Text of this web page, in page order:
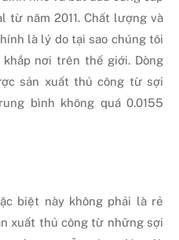
từ năm 2011. Chất lượng và
là lý do tại sao chúng tôi
nơi trên thế giới. Dòng
sản xuất thủ công từ sợi
bình không quá 0.0155
biệt này không phải là rẻ
xuất thủ công từ những sợi